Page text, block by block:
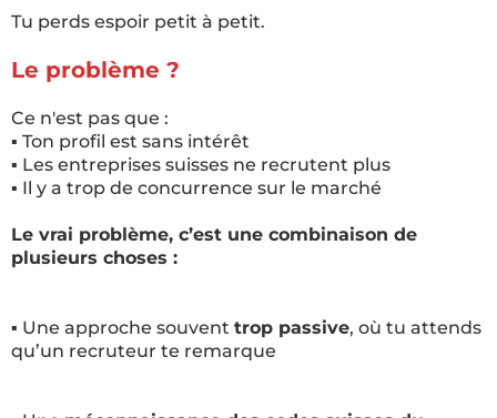
Tu perds espoir petit à petit.
Le problème ?
Ce n'est pas que :
▪️ Ton profil est sans intérêt
▪️ Les entreprises suisses ne recrutent plus
▪️ Il y a trop de concurrence sur le marché
Le vrai problème, c’est une combinaison de
plusieurs choses :
▪️ Une approche souvent trop passive, où tu attends
qu’un recruteur te remarque